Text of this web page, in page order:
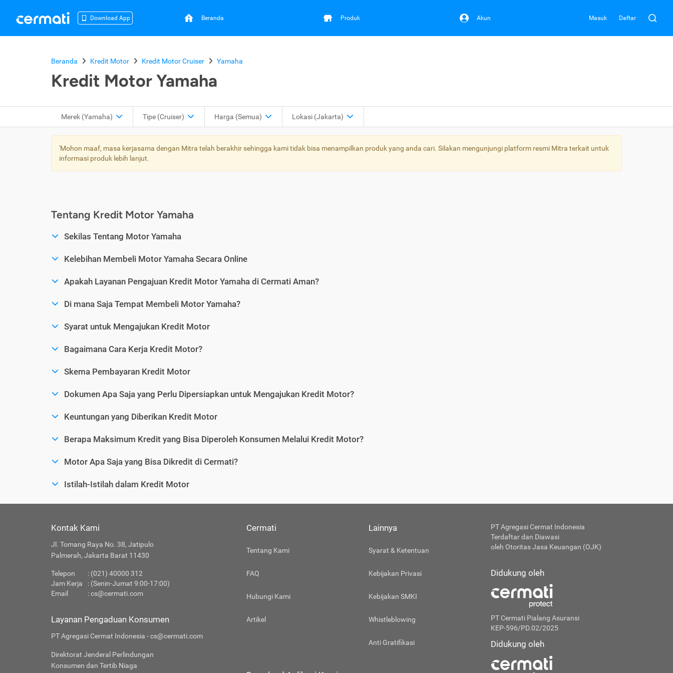
Download App Beranda Produk Akun Masuk Daftar
Beranda Kredit Motor Kredit Motor Cruiser Yamaha
Kredit Motor Yamaha
Merek (Yamaha) Tipe (Cruiser) Harga (Semua) Lokasi (Jakarta)
'Mohon maaf, masa kerjasama dengan Mitra telah berakhir sehingga kami tidak bisa menampilkan produk yang anda cari. Silakan mengunjungi platform resmi Mitra terkait untuk
informasi produk lebih lanjut.
Tentang Kredit Motor Yamaha
Sekilas Tentang Motor Yamaha
Kelebihan Membeli Motor Yamaha Secara Online
Apakah Layanan Pengajuan Kredit Motor Yamaha di Cermati Aman?
Di mana Saja Tempat Membeli Motor Yamaha?
Syarat untuk Mengajukan Kredit Motor
Bagaimana Cara Kerja Kredit Motor?
Skema Pembayaran Kredit Motor
Dokumen Apa Saja yang Perlu Dipersiapkan untuk Mengajukan Kredit Motor?
Keuntungan yang Diberikan Kredit Motor
Berapa Maksimum Kredit yang Bisa Diperoleh Konsumen Melalui Kredit Motor?
Motor Apa Saja yang Bisa Dikredit di Cermati?
Istilah-Istilah dalam Kredit Motor
Kontak Kami
Jl. Tomang Raya No. 38, Jatipulo
Palmerah, Jakarta Barat 11430
Telepon
: (021) 40000 312
Jam Kerja
: (Senin-Jumat 9:00-17:00)
Email
:cs@cermati.com
Layanan Pengaduan Konsumen
PT Agregasi Cermat Indonesia - cs@cermati.com
Direktorat Jenderal Perlindungan
Konsumen dan Tertib Niaga
Cermati
Tentang Kami
FAQ
Hubungi Kami
Artikel
Lainnya
Syarat & Ketentuan
Kebijakan Privasi
Kebijakan SMKI
Whistleblowing
Anti Gratifikasi
PT Agregasi Cermat Indonesia
Terdaftar dan Diawasi
oleh Otoritas Jasa Keuangan (OJK)
Didukung oleh
PT Cermati Pialang Asuransi
KEP-596/PD.02/2025
Didukung oleh